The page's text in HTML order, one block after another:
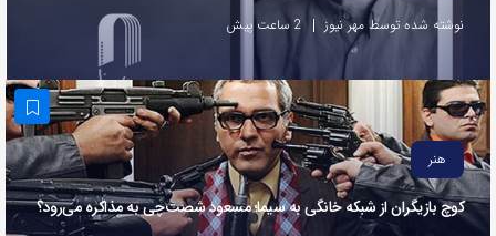
خود
اشتراک
بگذارید.
کپی
لینک
نوشته شده توسط مهر نیوز 2 ساعت پیش
هنر
کوچ بازیگران از شبکه خانگی به سیما؛ مسعود شصت‌چی به مذاکره می‌رود؟